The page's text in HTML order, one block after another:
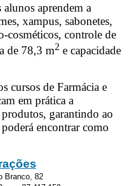
alunos aprendem a
xampus, sabonetes,
cosméticos, controle de
de 78,3 m2 e capacidade
cursos de Farmácia e
em prática a
garantindo ao
encontrar como
Branco, 82